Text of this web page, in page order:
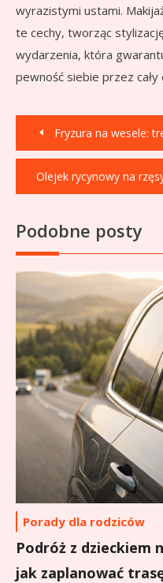
wyrazistymi ustami.
te cechy, tworząc
wydarzenia, która
pewność siebie przez
Nawigacja
wpisu
Fryzura na wesele:
Podobne posty
Porady dla rodziców
Podróż z dzieckiem
jak zaplanować